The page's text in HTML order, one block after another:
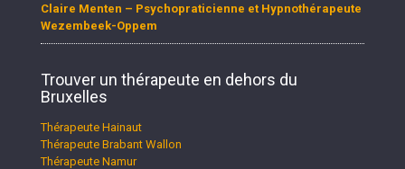
Claire Menten – Psychopraticienne et Hypnothérapeute
Wezembeek-Oppem
Trouver un thérapeute en dehors du
Bruxelles
Thérapeute Hainaut
Thérapeute Brabant Wallon
Thérapeute Namur